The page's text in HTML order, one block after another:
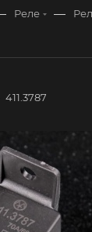
Реле —
411.3787